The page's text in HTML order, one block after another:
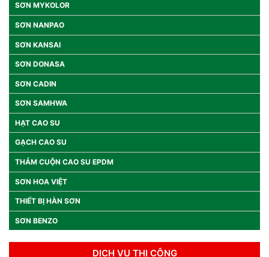
SƠN MYKOLOR
SƠN NANPAO
SƠN KANSAI
SƠN DONASA
SƠN CADIN
SƠN SAMHWA
HẠT CAO SU
GẠCH CAO SU
THẢM CUỘN CAO SU EPDM
SƠN HOA VIỆT
THIẾT BỊ HÀN SƠN
SƠN BENZO
DỊCH VỤ THI CÔNG